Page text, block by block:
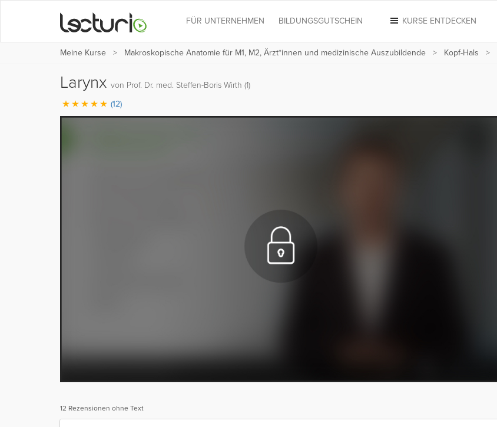
KURSE ENTDECKEN
FÜR UNTERNEHMEN BILDUNGSGUTSCHEIN
Meine Kurse Makroskopische Anatomie für M1, M2, Ärzt*innen und medizinische Auszubildende Kopf-Hals
Larynx von Prof. Dr. med. Steffen-Boris Wirth (1)
(12)
12 Rezensionen ohne Text